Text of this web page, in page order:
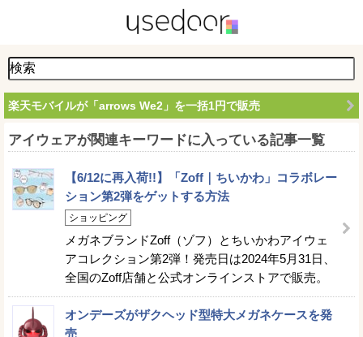
楽天モバイルが「arrows We2」を一括1円で販売
アイウェアが関連キーワードに入っている記事一覧
【6/12に再入荷!!】「Zoff｜ちいかわ」コラボレー
ション第2弾をゲットする方法
ショッピング
メガネブランドZoff（ゾフ）とちいかわアイウェ
アコレクション第2弾！発売日は2024年5月31日、
全国のZoff店舗と公式オンラインストアで販売。
オンデーズがザクヘッド型特大メガネケースを発
売